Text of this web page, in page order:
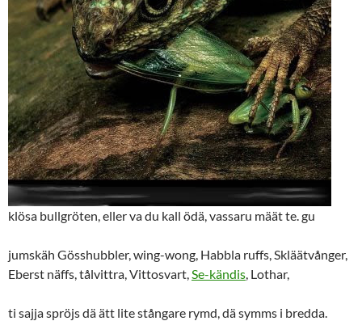
klösa bullgröten, eller va du kall ödä, vassaru määt te. gu
jumskäh Gösshubbler, wing-wong, Habbla ruffs, Skläätvånger,
Eberst näffs, tålvittra, Vittosvart, Se-kändis , Lothar,
ti sajja spröjs dä ätt lite stångare rymd, dä symms i bredda.